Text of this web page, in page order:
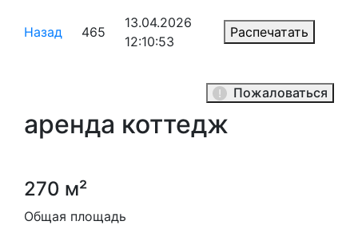
Назад 465
13.04.2026
12:10:53
Распечатать
Пожаловаться
аренда коттедж
270 м²
Общая площадь